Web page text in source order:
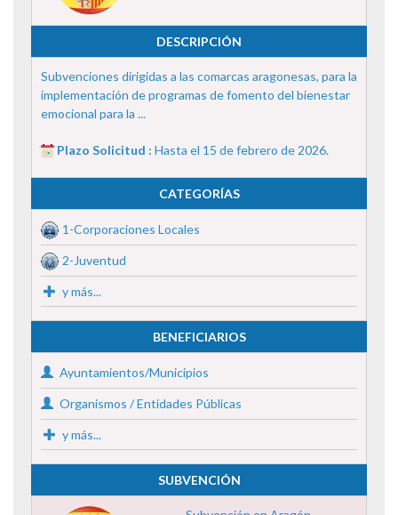
DESCRIPCIÓN
Subvenciones dirigidas a las comarcas aragonesas, para la
implementación de programas de fomento del bienestar
emocional para la ...
Plazo Solicitud : Hasta el 15 de febrero de 2026.
CATEGORÍAS
1-Corporaciones Locales
2-Juventud
y más...
BENEFICIARIOS
Ayuntamientos/Municipios
Organismos / Entidades Públicas
y más...
SUBVENCIÓN